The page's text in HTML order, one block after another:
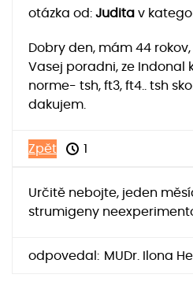
otázka od: Judita v
Dobry den, mám 44
Vasej poradni, ze Indonal
norme- tsh, ft3, ft4.. tsh
dakujem.
Zpět 1
Určitě nebojte, jeden
strumigeny
odpovedal: MUDr. Ilona